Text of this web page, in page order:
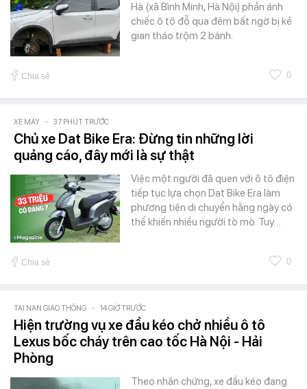
Hà (xã Bình Minh, Hà Nội) phản ánh
chiếc ô tô đỗ qua đêm bất ngờ bị kẻ
gian tháo trộm 2 bánh.
Chia sẻ 0
XE MÁY - 37 PHÚT TRƯỚC
Chủ xe Dat Bike Era: Đừng tin những lời
quảng cáo, đây mới là sự thật
Việc một người đã quen với ô tô điện
tiếp tục lựa chọn Dat Bike Era làm
phương tiện di chuyển hằng ngày có
thể khiến nhiều người tò mò. Tuy…
Chia sẻ 0
TAI NẠN GIAO THÔNG - 14 GIỜ TRƯỚC
Hiện trường vụ xe đầu kéo chở nhiều ô tô
Lexus bốc cháy trên cao tốc Hà Nội - Hải
Phòng
Theo nhân chứng, xe đầu kéo đang